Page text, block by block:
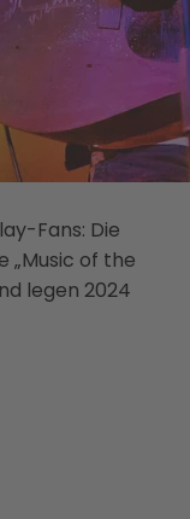
Fans: Die
„Music of the
legen 2024